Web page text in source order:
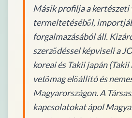
Másik profilja a kertészeti
termeltetéséből,
forgalmazásából áll.
szerződéssel képviseli a
koreai és Takii japán
vetőmag előállító és
Magyarországon. A
kapcsolatokat ápol